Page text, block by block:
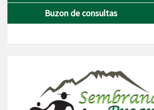
Buzon de consultas